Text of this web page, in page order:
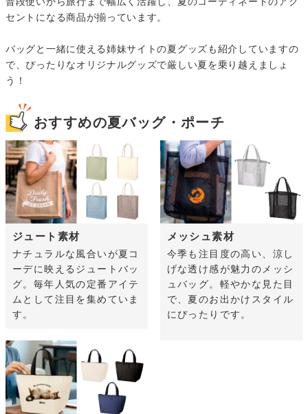
セントになる商品が揃っています。
バッグと一緒に使える姉妹サイトの夏グッズも紹介していますの
で、ぴったりなオリジナルグッズで厳しい夏を乗り越えましょ
う！
おすすめの夏バッグ・ポーチ
ジュート素材
ナチュラルな風合いが夏コ
ーデに映えるジュートバッ
グ。毎年人気の定番アイテ
ムとして注目を集めていま
す。
メッシュ素材
今季も注目度の高い、涼し
げな透け感が魅力のメッシ
ュバッグ。軽やかな見た目
で、夏のお出かけスタイル
にぴったりです。